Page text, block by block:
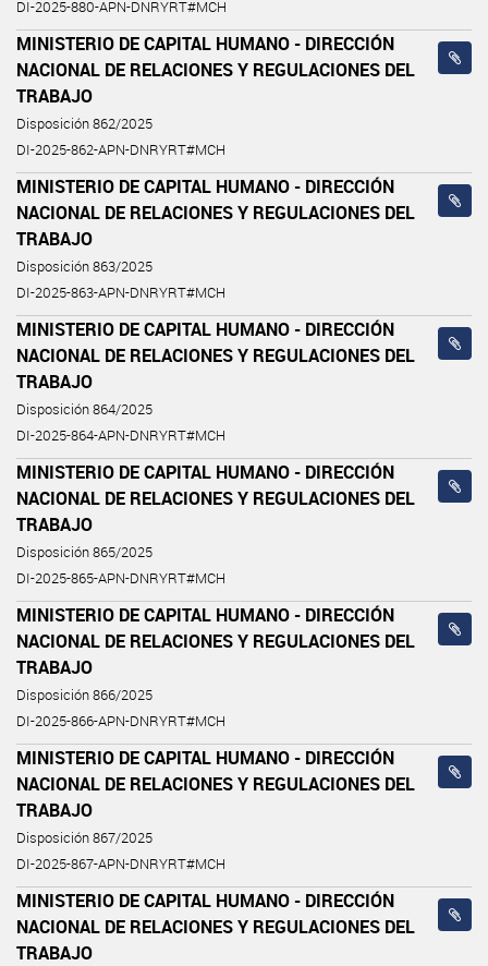
DI-2025-880-APN-DNRYRT#MCH
MINISTERIO DE CAPITAL HUMANO - DIRECCIÓN
NACIONAL DE RELACIONES Y REGULACIONES DEL
TRABAJO
Disposición 862/2025
DI-2025-862-APN-DNRYRT#MCH
MINISTERIO DE CAPITAL HUMANO - DIRECCIÓN
NACIONAL DE RELACIONES Y REGULACIONES DEL
TRABAJO
Disposición 863/2025
DI-2025-863-APN-DNRYRT#MCH
MINISTERIO DE CAPITAL HUMANO - DIRECCIÓN
NACIONAL DE RELACIONES Y REGULACIONES DEL
TRABAJO
Disposición 864/2025
DI-2025-864-APN-DNRYRT#MCH
MINISTERIO DE CAPITAL HUMANO - DIRECCIÓN
NACIONAL DE RELACIONES Y REGULACIONES DEL
TRABAJO
Disposición 865/2025
DI-2025-865-APN-DNRYRT#MCH
MINISTERIO DE CAPITAL HUMANO - DIRECCIÓN
NACIONAL DE RELACIONES Y REGULACIONES DEL
TRABAJO
Disposición 866/2025
DI-2025-866-APN-DNRYRT#MCH
MINISTERIO DE CAPITAL HUMANO - DIRECCIÓN
NACIONAL DE RELACIONES Y REGULACIONES DEL
TRABAJO
Disposición 867/2025
DI-2025-867-APN-DNRYRT#MCH
MINISTERIO DE CAPITAL HUMANO - DIRECCIÓN
NACIONAL DE RELACIONES Y REGULACIONES DEL
TRABAJO